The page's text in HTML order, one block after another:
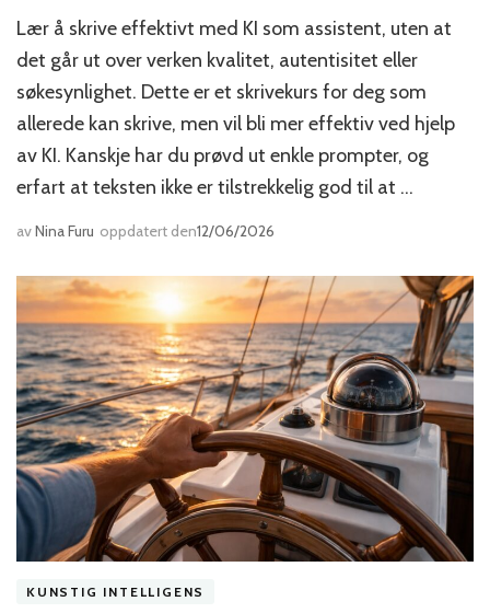
Lær å skrive effektivt med KI som assistent, uten at
det går ut over verken kvalitet, autentisitet eller
søkesynlighet. Dette er et skrivekurs for deg som
allerede kan skrive, men vil bli mer effektiv ved hjelp
av KI. Kanskje har du prøvd ut enkle prompter, og
erfart at teksten ikke er tilstrekkelig god til at …
avNina Furu oppdatert den12/06/2026
KUNSTIG INTELLIGENS